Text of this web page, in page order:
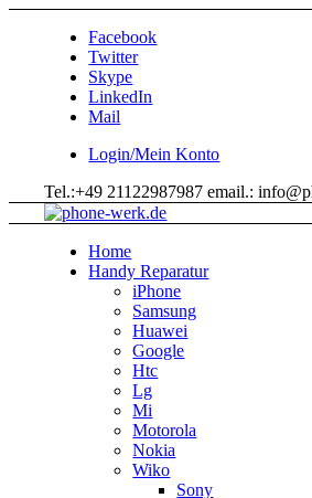
Facebook
Twitter
Skype
LinkedIn
Mail
Login/Mein Konto
Tel.:+49 21122987987 email.:
Home
Handy Reparatur
iPhone
Samsung
Huawei
Google
Htc
Lg
Mi
Motorola
Nokia
Wiko
Sony